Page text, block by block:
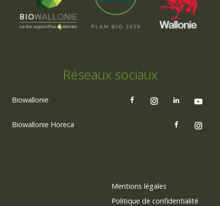
Réseaux sociaux
Biowallonie
Biowallonie Horeca
Mentions légales
Politique de confidentialité